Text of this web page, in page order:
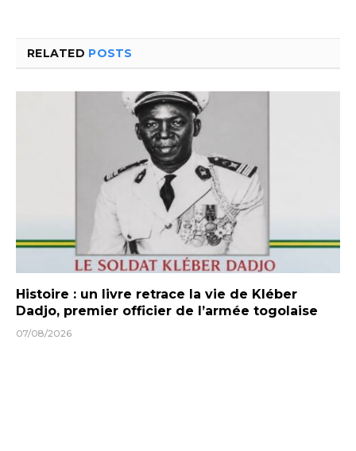
RELATED POSTS
Histoire : un livre retrace la vie de Kléber
Dadjo, premier officier de l’armée togolaise
07/08/2026